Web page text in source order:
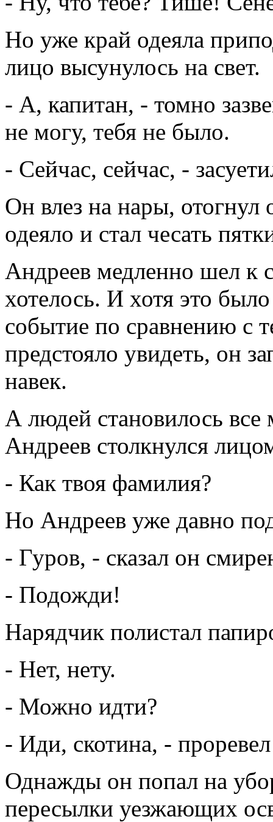
Но уже край одеяла
лицо высунулось на свет.
- А, капитан, - томно
не могу, тебя не было.
- Сейчас, сейчас, -
Он влез на нары, отогнул
одеяло и стал чесать
Андреев медленно шел к
хотелось. И хотя это
событие по сравнению с
предстояло увидеть, он
навек.
А людей становилось все
Андреев столкнулся
- Как твоя фамилия?
Но Андреев уже давно
- Гуров, - сказал он
- Подожди!
Нарядчик полистал
- Нет, нету.
- Можно идти?
- Иди, скотина, -
Однажды он попал на
пересылки уезжающих